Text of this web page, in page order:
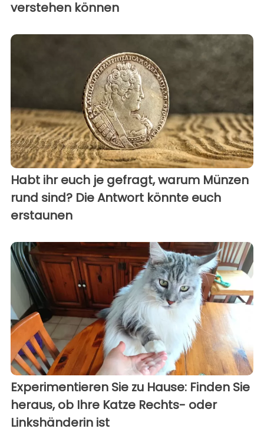
verstehen können
Habt ihr euch je gefragt, warum Münzen
rund sind? Die Antwort könnte euch
erstaunen
Experimentieren Sie zu Hause: Finden Sie
heraus, ob Ihre Katze Rechts- oder
Linkshänderin ist